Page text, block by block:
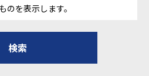
を表示します。